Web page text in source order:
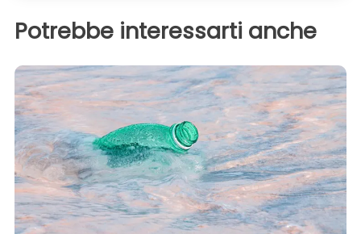
Potrebbe interessarti anche